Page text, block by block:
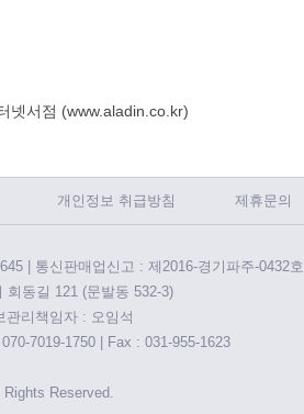
넷서점 (www.aladin.co.kr)
개인정보 취급방침 제휴문의
| 통신판매업신고 : 제2016-경기파주-0432호
회동길 121 (문발동 532-3)
리책임자 : 오임석
7019-1750 | Fax : 031-955-1623
Reserved.